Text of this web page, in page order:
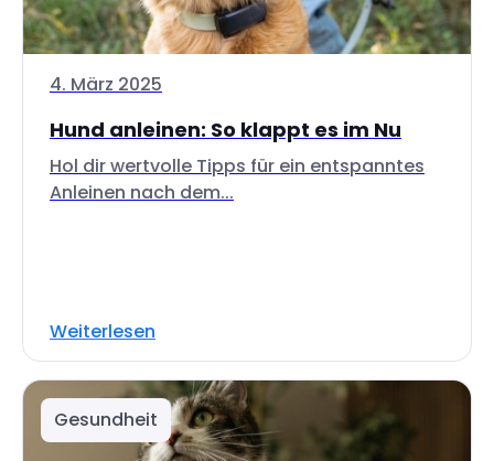
4. März 2025
Hund anleinen: So klappt es im Nu
Hol dir wertvolle Tipps für ein entspanntes
Anleinen nach dem...
Weiterlesen
Gesundheit